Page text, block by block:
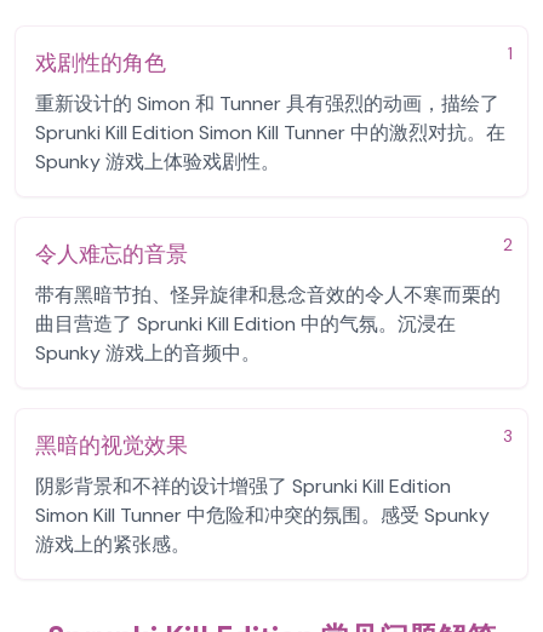
1
戏剧性的角色
重新设计的 Simon 和 Tunner 具有强烈的动画，描绘了
Sprunki Kill Edition Simon Kill Tunner 中的激烈对抗。在
Spunky 游戏上体验戏剧性。
2
令人难忘的音景
带有黑暗节拍、怪异旋律和悬念音效的令人不寒而栗的
曲目营造了 Sprunki Kill Edition 中的气氛。沉浸在
Spunky 游戏上的音频中。
3
黑暗的视觉效果
阴影背景和不祥的设计增强了 Sprunki Kill Edition
Simon Kill Tunner 中危险和冲突的氛围。感受 Spunky
游戏上的紧张感。